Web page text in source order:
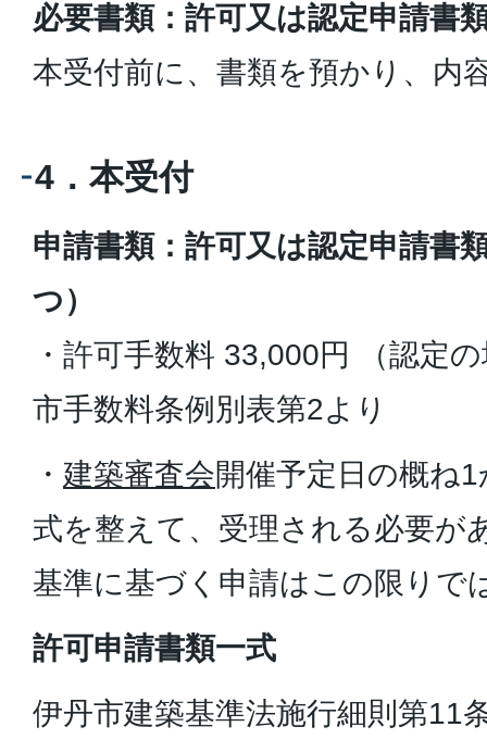
必要書類：許可又は認定申請書
本受付前に、書類を預かり、内
4．本受付
申請書類：許可又は認定申請書
つ）
・許可手数料 33,000円 （認定
市手数料条例別表第2より
・ 建築審査会開催予定日の概ね
式を整えて、受理される必要が
基準に基づく申請はこの限りで
許可申請書類一式
伊丹市建築基準法施行細則第11